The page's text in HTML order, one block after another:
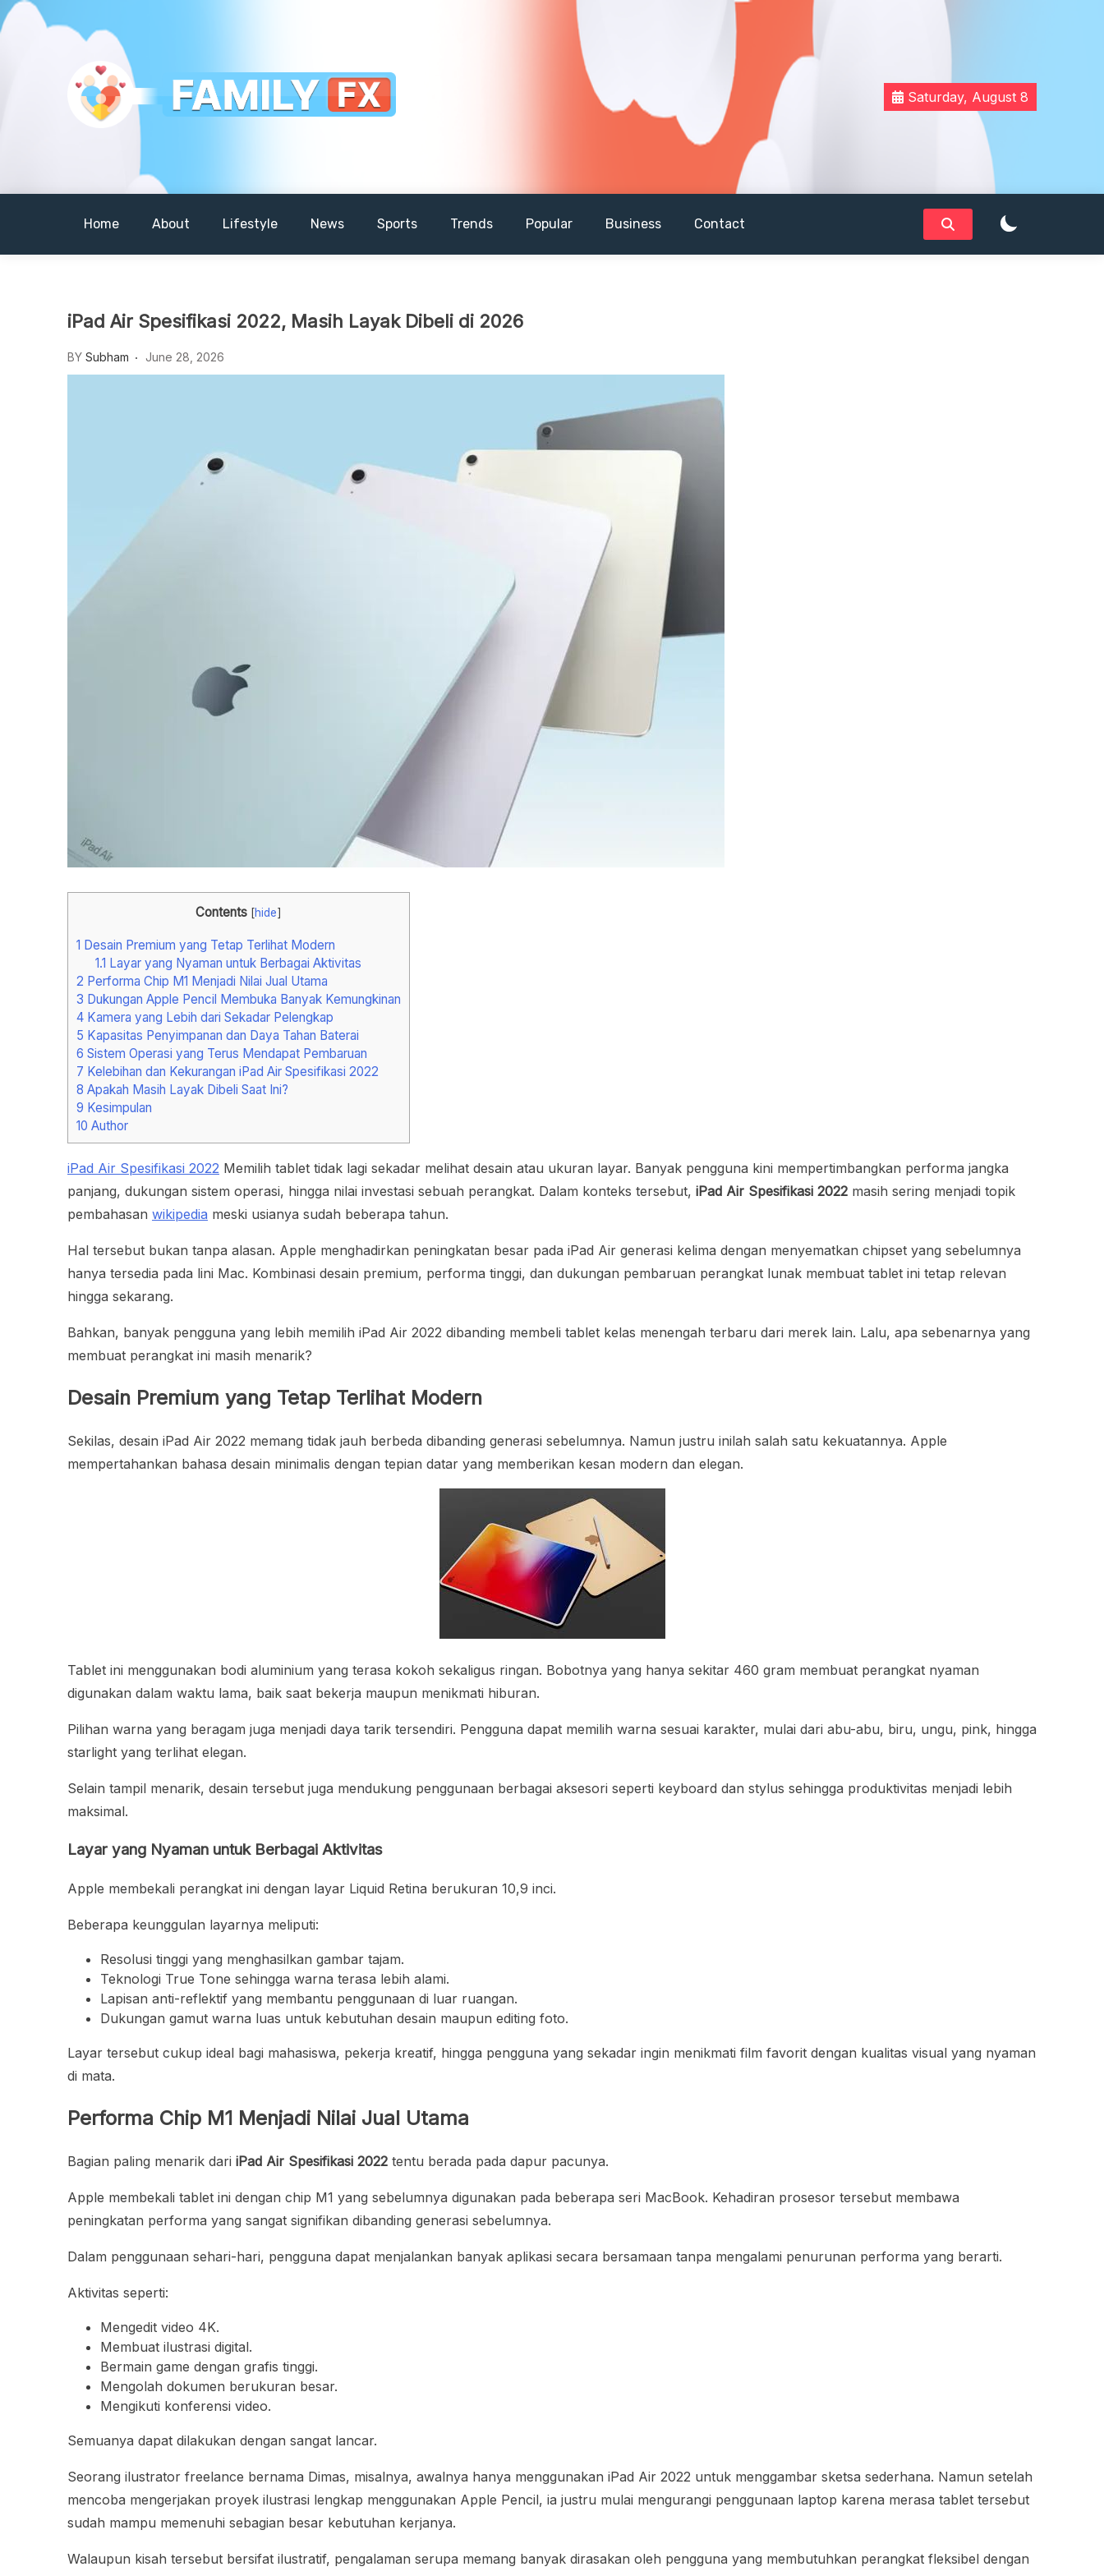
Skip
to
Familyfx
Your Daily Dose of Family Wisdom
Saturday, August 8
Home About Lifestyle News Sports Trends Popular Business Contact
iPad Air Spesifikasi 2022, Masih Layak Dibeli di 2026
BY Subham June 28, 2026
Contents [hide]
1 Desain Premium yang Tetap Terlihat Modern
1.1 Layar yang Nyaman untuk Berbagai Aktivitas
2 Performa Chip M1 Menjadi Nilai Jual Utama
3 Dukungan Apple Pencil Membuka Banyak Kemungkinan
4 Kamera yang Lebih dari Sekadar Pelengkap
5 Kapasitas Penyimpanan dan Daya Tahan Baterai
6 Sistem Operasi yang Terus Mendapat Pembaruan
7 Kelebihan dan Kekurangan iPad Air Spesifikasi 2022
8 Apakah Masih Layak Dibeli Saat Ini?
9 Kesimpulan
10 Author
iPad Air Spesifikasi 2022 Memilih tablet tidak lagi sekadar melihat desain atau ukuran layar. Banyak pengguna kini mempertimbangkan performa jangka
panjang, dukungan sistem operasi, hingga nilai investasi sebuah perangkat. Dalam konteks tersebut, iPad Air Spesifikasi 2022 masih sering menjadi topik
pembahasan wikipedia meski usianya sudah beberapa tahun.
Hal tersebut bukan tanpa alasan. Apple menghadirkan peningkatan besar pada iPad Air generasi kelima dengan menyematkan chipset yang sebelumnya
hanya tersedia pada lini Mac. Kombinasi desain premium, performa tinggi, dan dukungan pembaruan perangkat lunak membuat tablet ini tetap relevan
hingga sekarang.
Bahkan, banyak pengguna yang lebih memilih iPad Air 2022 dibanding membeli tablet kelas menengah terbaru dari merek lain. Lalu, apa sebenarnya yang
membuat perangkat ini masih menarik?
Desain Premium yang Tetap Terlihat Modern
Sekilas, desain iPad Air 2022 memang tidak jauh berbeda dibanding generasi sebelumnya. Namun justru inilah salah satu kekuatannya. Apple
mempertahankan bahasa desain minimalis dengan tepian datar yang memberikan kesan modern dan elegan.
Tablet ini menggunakan bodi aluminium yang terasa kokoh sekaligus ringan. Bobotnya yang hanya sekitar 460 gram membuat perangkat nyaman
digunakan dalam waktu lama, baik saat bekerja maupun menikmati hiburan.
Pilihan warna yang beragam juga menjadi daya tarik tersendiri. Pengguna dapat memilih warna sesuai karakter, mulai dari abu-abu, biru, ungu, pink, hingga
starlight yang terlihat elegan.
Selain tampil menarik, desain tersebut juga mendukung penggunaan berbagai aksesori seperti keyboard dan stylus sehingga produktivitas menjadi lebih
maksimal.
Layar yang Nyaman untuk Berbagai Aktivitas
Apple membekali perangkat ini dengan layar Liquid Retina berukuran 10,9 inci.
Beberapa keunggulan layarnya meliputi:
Resolusi tinggi yang menghasilkan gambar tajam.
Teknologi True Tone sehingga warna terasa lebih alami.
Lapisan anti-reflektif yang membantu penggunaan di luar ruangan.
Dukungan gamut warna luas untuk kebutuhan desain maupun editing foto.
Layar tersebut cukup ideal bagi mahasiswa, pekerja kreatif, hingga pengguna yang sekadar ingin menikmati film favorit dengan kualitas visual yang nyaman
di mata.
Performa Chip M1 Menjadi Nilai Jual Utama
Bagian paling menarik dari iPad Air Spesifikasi 2022 tentu berada pada dapur pacunya.
Apple membekali tablet ini dengan chip M1 yang sebelumnya digunakan pada beberapa seri MacBook. Kehadiran prosesor tersebut membawa
peningkatan performa yang sangat signifikan dibanding generasi sebelumnya.
Dalam penggunaan sehari-hari, pengguna dapat menjalankan banyak aplikasi secara bersamaan tanpa mengalami penurunan performa yang berarti.
Aktivitas seperti:
Mengedit video 4K.
Membuat ilustrasi digital.
Bermain game dengan grafis tinggi.
Mengolah dokumen berukuran besar.
Mengikuti konferensi video.
Semuanya dapat dilakukan dengan sangat lancar.
Seorang ilustrator freelance bernama Dimas, misalnya, awalnya hanya menggunakan iPad Air 2022 untuk menggambar sketsa sederhana. Namun setelah
mencoba mengerjakan proyek ilustrasi lengkap menggunakan Apple Pencil, ia justru mulai mengurangi penggunaan laptop karena merasa tablet tersebut
sudah mampu memenuhi sebagian besar kebutuhan kerjanya.
Walaupun kisah tersebut bersifat ilustratif, pengalaman serupa memang banyak dirasakan oleh pengguna yang membutuhkan perangkat fleksibel dengan